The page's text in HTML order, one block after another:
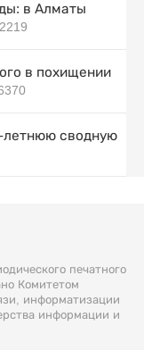
в Алматы
в похищении
летнюю сводную
печатного
Комитетом
информатизации
информации и